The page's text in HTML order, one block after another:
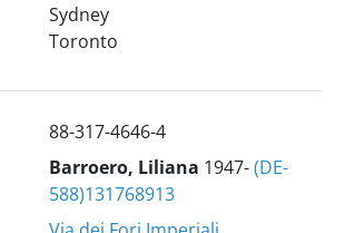
Sydney
Toronto
88-317-4646-4
Barroero, Liliana 1947-(DE-
588)131768913